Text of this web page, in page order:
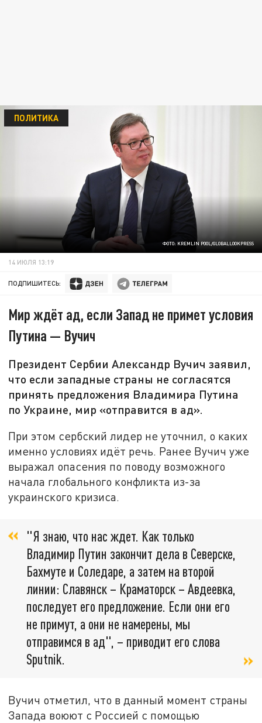
ФОТО: KREMLIN POOL/GLOBALLOOKPRESS
ПОЛИТИКА
14 ИЮЛЯ 13:19
ПОДПИШИТЕСЬ:
Мир ждёт ад, если Запад не примет условия
Путина — Вучич
Президент Сербии Александр Вучич заявил,
что если западные страны не согласятся
принять предложения Владимира Путина
по Украине, мир «отправится в ад».
При этом сербский лидер не уточнил, о каких
именно условиях идёт речь. Ранее Вучич уже
выражал опасения по поводу возможного
начала глобального конфликта из-за
украинского кризиса.
"Я знаю, что нас ждет. Как только
Владимир Путин закончит дела в Северске,
Бахмуте и Соледаре, а затем на второй
линии: Славянск – Краматорск – Авдеевка,
последует его предложение. Если они его
не примут, а они не намерены, мы
отправимся в ад", – приводит его слова
Sputnik.
Вучич отметил, что в данный момент страны
Запада воюют с Россией с помощью